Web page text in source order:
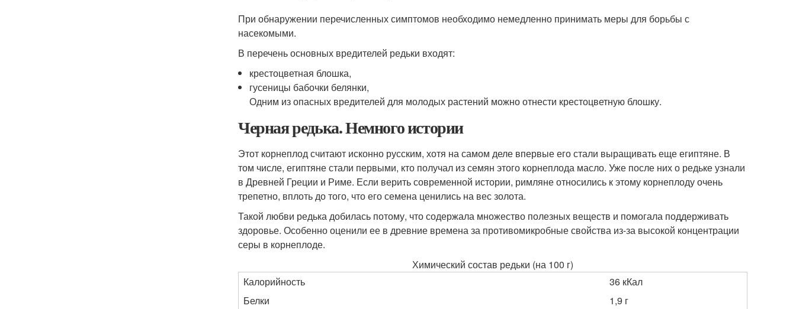
При обнаружении перечисленных симптомов необходимо немедленно принимать меры для борьбы с
насекомыми.
В перечень основных вредителей редьки входят:
крестоцветная блошка,
гусеницы бабочки белянки,
Одним из опасных вредителей для молодых растений можно отнести крестоцветную блошку.
Черная редька. Немного истории
Этот корнеплод считают исконно русским, хотя на самом деле впервые его стали выращивать еще египтяне. В
том числе, египтяне стали первыми, кто получал из семян этого корнеплода масло. Уже после них о редьке узнали
в Древней Греции и Риме. Если верить современной истории, римляне относились к этому корнеплоду очень
трепетно, вплоть до того, что его семена ценились на вес золота.
Такой любви редька добилась потому, что содержала множество полезных веществ и помогала поддерживать
здоровье. Особенно оценили ее в древние времена за противомикробные свойства из-за высокой концентрации
серы в корнеплоде.
Химический состав редьки (на 100 г)
Калорийность
36 кКал
Белки
1,9 г